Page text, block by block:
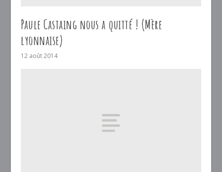
Paule Castaing nous a quitté ! (Mère
lyonnaise)
12 août 2014